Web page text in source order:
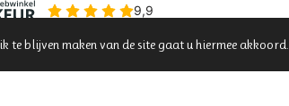
te blijven maken van de site gaat u hiermee akkoord.